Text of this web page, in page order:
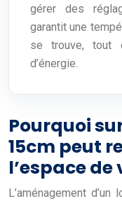
gérer des
garantit une
se trouve, tout
d’énergie.
Pourquoi
15cm peut
l’espace de
L’aménagement